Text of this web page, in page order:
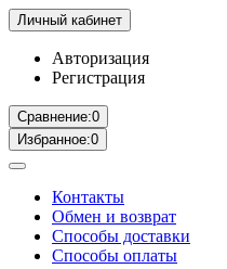
Личный кабинет
Авторизация
Регистрация
Сравнение:0
Избранное:0
Контакты
Обмен и возврат
Способы доставки
Способы оплаты